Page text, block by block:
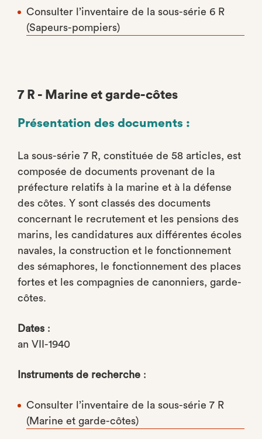
Consulter l’inventaire de la sous-série 6 R
(Sapeurs-pompiers)
7 R - Marine et garde-côtes
Présentation des documents :
La sous-série 7 R, constituée de 58 articles, est
composée de documents provenant de la
préfecture relatifs à la marine et à la défense
des côtes. Y sont classés des documents
concernant le recrutement et les pensions des
marins, les candidatures aux différentes écoles
navales, la construction et le fonctionnement
des sémaphores, le fonctionnement des places
fortes et les compagnies de canonniers, garde-
côtes.
Dates :
an VII-1940
Instruments de recherche :
Consulter l’inventaire de la sous-série 7 R
(Marine et garde-côtes)